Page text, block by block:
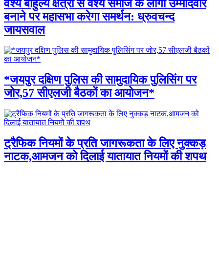
वैश्य बाहुल्य क्षेत्रों से वैश्य समाज के लोगों उम्मीदवार
बनाने पर महासभा करेगा समर्थन: ध्रुवचन्द
जायसवाल
*जयपुर दक्षिण पुलिस की सामुदायिक पुलिसिंग पर
जोर,57 सीएलजी बैठकों का आयोजन*
ट्रैफिक नियमों के प्रति जागरूकता के लिए नुक्कड़
नाटक,आमजन को दिलाई यातायात नियमों की शपथ